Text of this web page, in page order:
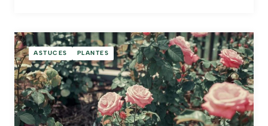
ASTUCES PLANTES